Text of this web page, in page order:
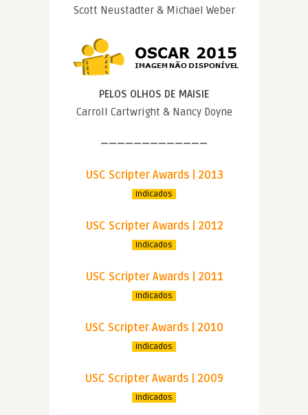
Scott Neustadter & Michael Weber
PELOS OLHOS DE MAISIE
Carroll Cartwright & Nancy Doyne
—————————————
USC Scripter Awards | 2013
Indicados
USC Scripter Awards | 2012
Indicados
USC Scripter Awards | 2011
Indicados
USC Scripter Awards | 2010
Indicados
USC Scripter Awards | 2009
Indicados